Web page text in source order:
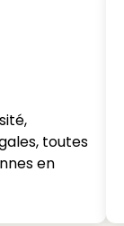
toutes
en